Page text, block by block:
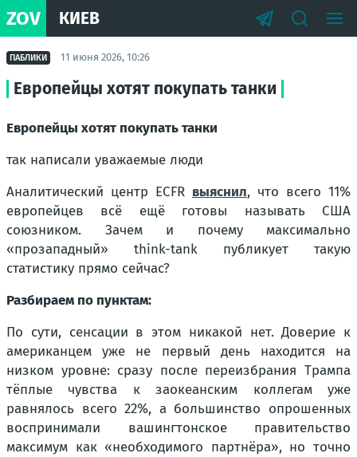
ZOV КИЕВ
ПАБЛИКИ 11 июня 2026, 10:26
Европейцы хотят покупать танки
Европейцы хотят покупать танки
так написали уважаемые люди
Аналитический центр ECFR выяснил, что всего 11%
европейцев всё ещё готовы называть США
союзником. Зачем и почему максимально
«прозападный» think-tank публикует такую
статистику прямо сейчас?
Разбираем по пунктам:
По сути, сенсации в этом никакой нет. Доверие к
американцем уже не первый день находится на
низком уровне: сразу после переизбрания Трампа
тёплые чувства к заокеанским коллегам уже
равнялось всего 22%, а большинство опрошенных
воспринимали вашингтонское правительство
максимум как «необходимого партнёра», но точно